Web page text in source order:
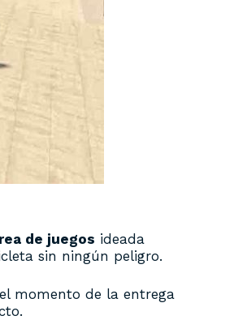
de juegos ideada
sin ningún peligro.
momento de la entrega